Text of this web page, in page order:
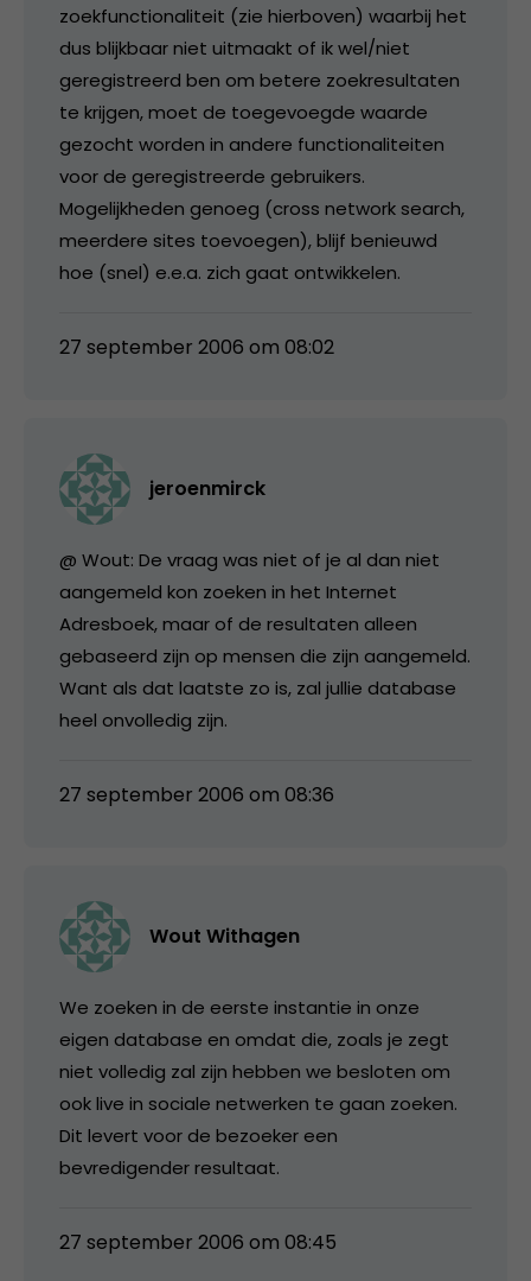
zoekfunctionaliteit (zie hierboven) waarbij het
dus blijkbaar niet uitmaakt of ik wel/niet
geregistreerd ben om betere zoekresultaten
te krijgen, moet de toegevoegde waarde
gezocht worden in andere functionaliteiten
voor de geregistreerde gebruikers.
Mogelijkheden genoeg (cross network search,
meerdere sites toevoegen), blijf benieuwd
hoe (snel) e.e.a. zich gaat ontwikkelen.
27 september 2006 om 08:02
jeroenmirck
@ Wout: De vraag was niet of je al dan niet
aangemeld kon zoeken in het Internet
Adresboek, maar of de resultaten alleen
gebaseerd zijn op mensen die zijn aangemeld.
Want als dat laatste zo is, zal jullie database
heel onvolledig zijn.
27 september 2006 om 08:36
Wout Withagen
We zoeken in de eerste instantie in onze
eigen database en omdat die, zoals je zegt
niet volledig zal zijn hebben we besloten om
ook live in sociale netwerken te gaan zoeken.
Dit levert voor de bezoeker een
bevredigender resultaat.
27 september 2006 om 08:45